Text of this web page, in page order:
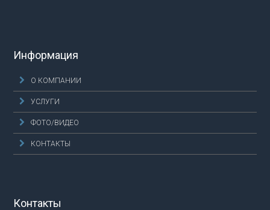
Информация
О КОМПАНИИ
УСЛУГИ
ФОТО/ВИДЕО
КОНТАКТЫ
Контакты